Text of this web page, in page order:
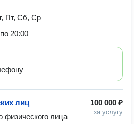
Пт, Сб, Ср
20:00
100 000 ₽
за услугу
лиц
физического лица